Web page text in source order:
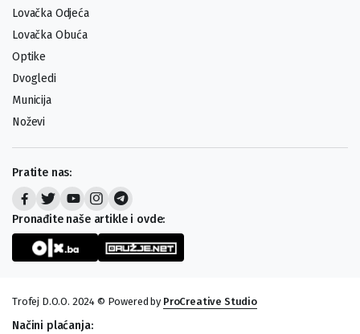
Lovačka Odjeća
Lovačka Obuća
Optike
Dvogledi
Municija
Noževi
Pratite nas:
Pronađite naše artikle i ovde:
Trofej D.O.O. 2024 © Powered by ProCreative Studio
Načini plaćanja: